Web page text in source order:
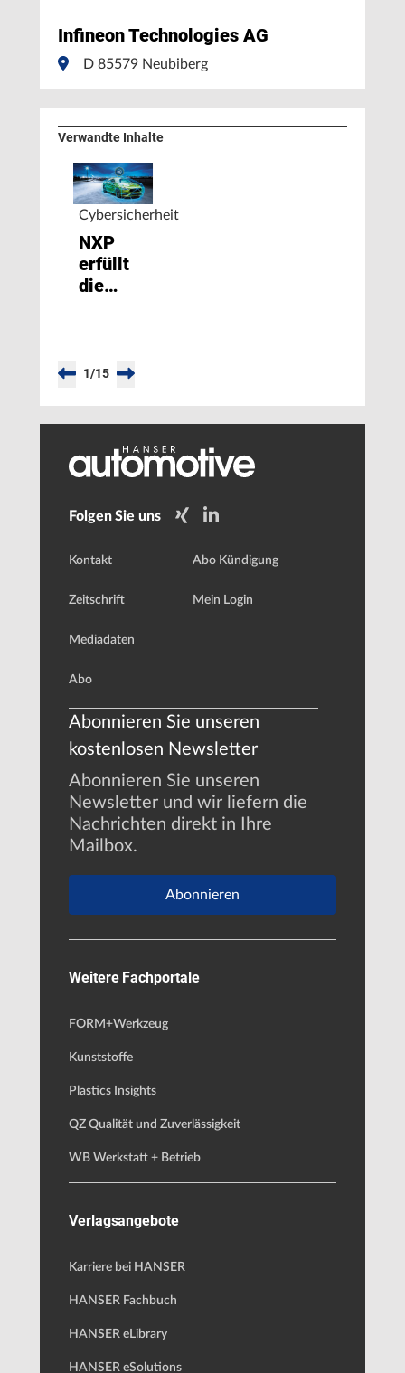
Infineon Technologies AG
D 85579 Neubiberg
Verwandte Inhalte
Cybersicherheit
NXP
erfüllt
die
1/15
Folgen Sie uns
Kontakt
Zeitschrift
Mediadaten
Abo
Abo Kündigung
Mein Login
Abonnieren Sie unseren
kostenlosen Newsletter
Abonnieren Sie unseren
Newsletter und wir liefern die
Nachrichten direkt in Ihre
Mailbox.
Abonnieren
Weitere Fachportale
FORM+Werkzeug
Kunststoffe
Plastics Insights
QZ Qualität und Zuverlässigkeit
WB Werkstatt + Betrieb
Verlagsangebote
Karriere bei HANSER
HANSER Fachbuch
HANSER eLibrary
HANSER eSolutions